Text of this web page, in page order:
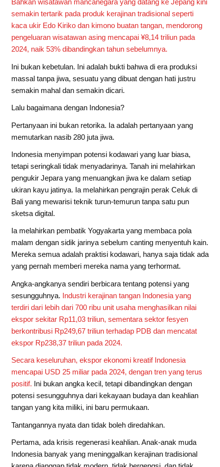
Bahkan wisatawan mancanegara yang datang ke Jepang kini
semakin tertarik pada produk kerajinan tradisional seperti
kaca ukir Edo Kiriko dan kimono buatan tangan, mendorong
pengeluaran wisatawan asing mencapai ¥8,14 triliun pada
2024, naik 53% dibandingkan tahun sebelumnya.
Ini bukan kebetulan. Ini adalah bukti bahwa di era produksi
massal tanpa jiwa, sesuatu yang dibuat dengan hati justru
semakin mahal dan semakin dicari.
Lalu bagaimana dengan Indonesia?
Pertanyaan ini bukan retorika. Ia adalah pertanyaan yang
memutarkan nasib 280 juta jiwa.
Indonesia menyimpan potensi kodawari yang luar biasa,
tetapi seringkali tidak menyadarinya. Tanah ini melahirkan
pengukir Jepara yang menuangkan jiwa ke dalam setiap
ukiran kayu jatinya. Ia melahirkan pengrajin perak Celuk di
Bali yang mewarisi teknik turun-temurun tanpa satu pun
sketsa digital.
Ia melahirkan pembatik Yogyakarta yang membaca pola
malam dengan sidik jarinya sebelum canting menyentuh kain.
Mereka semua adalah praktisi kodawari, hanya saja tidak ada
yang pernah memberi mereka nama yang terhormat.
Angka-angkanya sendiri berbicara tentang potensi yang
sesungguhnya. Industri kerajinan tangan Indonesia yang
terdiri dari lebih dari 700 ribu unit usaha menghasilkan nilai
ekspor sekitar Rp11,03 triliun, sementara sektor fesyen
berkontribusi Rp249,67 triliun terhadap PDB dan mencatat
ekspor Rp238,37 triliun pada 2024.
Secara keseluruhan, ekspor ekonomi kreatif Indonesia
mencapai USD 25 miliar pada 2024, dengan tren yang terus
positif. Ini bukan angka kecil, tetapi dibandingkan dengan
potensi sesungguhnya dari kekayaan budaya dan keahlian
tangan yang kita miliki, ini baru permukaan.
Tantangannya nyata dan tidak boleh diredahkan.
Pertama, ada krisis regenerasi keahlian. Anak-anak muda
Indonesia banyak yang meninggalkan kerajinan tradisional